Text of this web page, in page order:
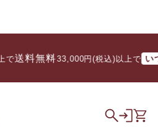
送料無料/ 33,000円(税込)以上で いつで